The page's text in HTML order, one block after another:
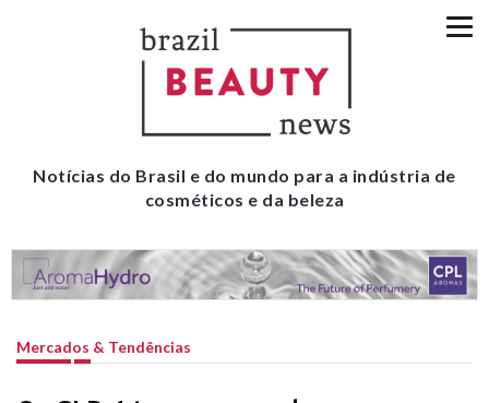
Notícias do Brasil e do mundo para a indústria de
cosméticos e da beleza
Mercados & Tendências